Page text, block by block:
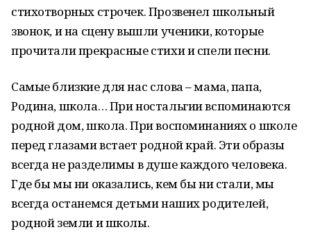
стихотворных строчек. Прозвенел школьный
звонок, и на сцену вышли ученики, которые
прочитали прекрасные стихи и спели песни.
Самые близкие для нас слова – мама, папа,
Родина, школа… При ностальгии вспоминаются
родной дом, школа. При воспоминаниях о школе
перед глазами встает родной край. Эти образы
всегда не разделимы в душе каждого человека.
Где бы мы ни оказались, кем бы ни стали, мы
всегда останемся детьми наших родителей,
родной земли и школы.